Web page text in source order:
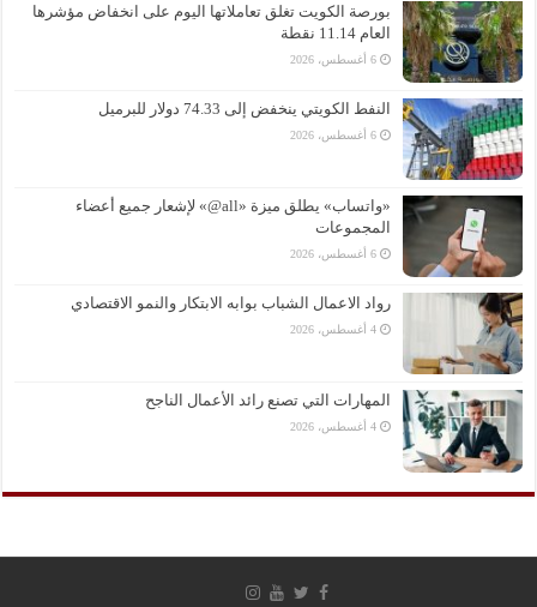
بورصة الكويت تغلق تعاملاتها اليوم على انخفاض مؤشرها
العام 11.14 نقطة
6 أغسطس، 2026
النفط الكويتي ينخفض إلى 74.33 دولار للبرميل
6 أغسطس، 2026
«واتساب» يطلق ميزة «all@» لإشعار جميع أعضاء
المجموعات
6 أغسطس، 2026
رواد الاعمال الشباب بوابه الابتكار والنمو الاقتصادي
4 أغسطس، 2026
المهارات التي تصنع رائد الأعمال الناجح
4 أغسطس، 2026